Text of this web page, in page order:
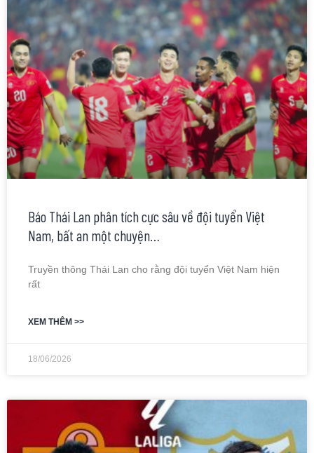
Báo Thái Lan phân tích cực sâu về đội tuyển Việt
Nam, bất an một chuyện…
Truyền thông Thái Lan cho rằng đội tuyển Việt Nam hiện
rất
XEM THÊM >>
18/06/2026